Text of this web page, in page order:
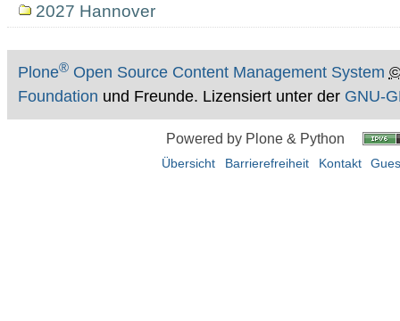
2027 Hannover
Plone®Open Source Content Management System ©
Foundation und Freunde. Lizensiert unter der GNU-
Powered by Plone & Python
Übersicht Barrierefreiheit Kontakt